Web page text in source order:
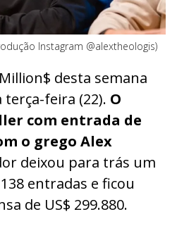
Instagram @alextheologis)
desta semana
feira (22). O
com entrada de
o grego Alex
deixou para trás um
entradas e ficou
de US$ 299.880.